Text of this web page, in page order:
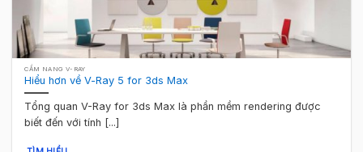
CẨM NANG V-RAY
Hiểu hơn về V-Ray 5 for 3ds Max
Tổng quan V-Ray for 3ds Max là phần mềm rendering được
biết đến với tính [...]